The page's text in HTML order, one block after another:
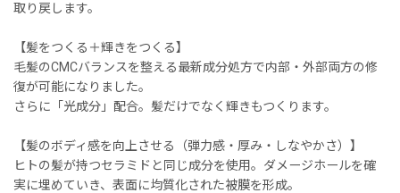
取り戻します。
【髪をつくる＋輝きをつくる】
毛髪のCMCバランスを整える最新成分処方で内部・外部両方の修
復が可能になりました。
さらに「光成分」配合。髪だけでなく輝きもつくります。
【髪のボディ感を向上させる（弾力感・厚み・しなやかさ）】
ヒトの髪が持つセラミドと同じ成分を使用。ダメージホールを確
実に埋めていき、表面に均質化された被膜を形成。